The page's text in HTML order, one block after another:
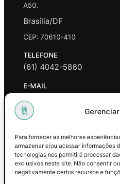
Para fornecer as melhores
armazenar e/ou acessar informações
tecnologias nos permitirá processar
exclusivos neste site. Não consentir
negativamente certos recursos e
A50.
Brasília/DF
CEP: 70610-410
TELEFONE
(61) 4042-5860
E-MAIL
contato@promasters.net.br
HORÁRIO DE ATENDIMENTO
Facebook Instagram Youtube